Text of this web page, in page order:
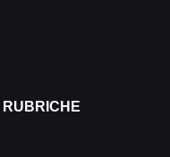
RUBRICHE